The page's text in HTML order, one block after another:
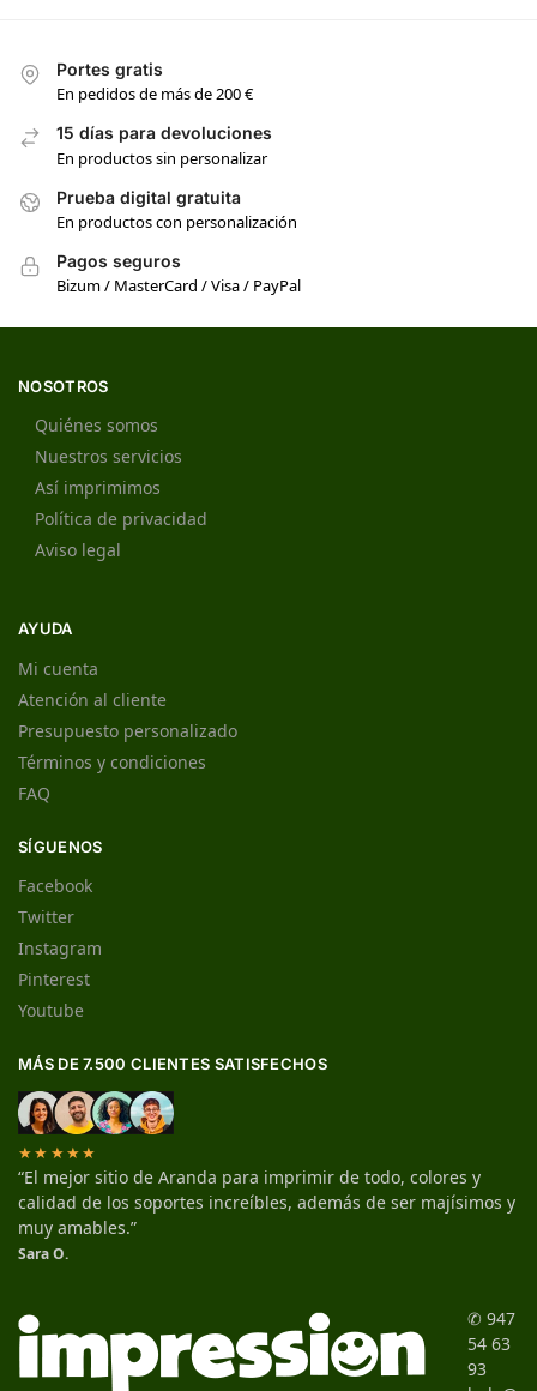
Portes gratis
En pedidos de más de 200 €
15 días para devoluciones
En productos sin personalizar
Prueba digital gratuita
En productos con personalización
Pagos seguros
Bizum / MasterCard / Visa / PayPal
NOSOTROS
Quiénes somos
Nuestros servicios
Así imprimimos
Política de privacidad
Aviso legal
AYUDA
Mi cuenta
Atención al cliente
Presupuesto personalizado
Términos y condiciones
FAQ
SÍGUENOS
Facebook
Twitter
Instagram
Pinterest
Youtube
MÁS DE 7.500 CLIENTES SATISFECHOS
★★★★★
“El mejor sitio de Aranda para imprimir de todo, colores y
calidad de los soportes increíbles, además de ser majísimos y
muy amables.”
Sara O.
✆ 947
54 63
93